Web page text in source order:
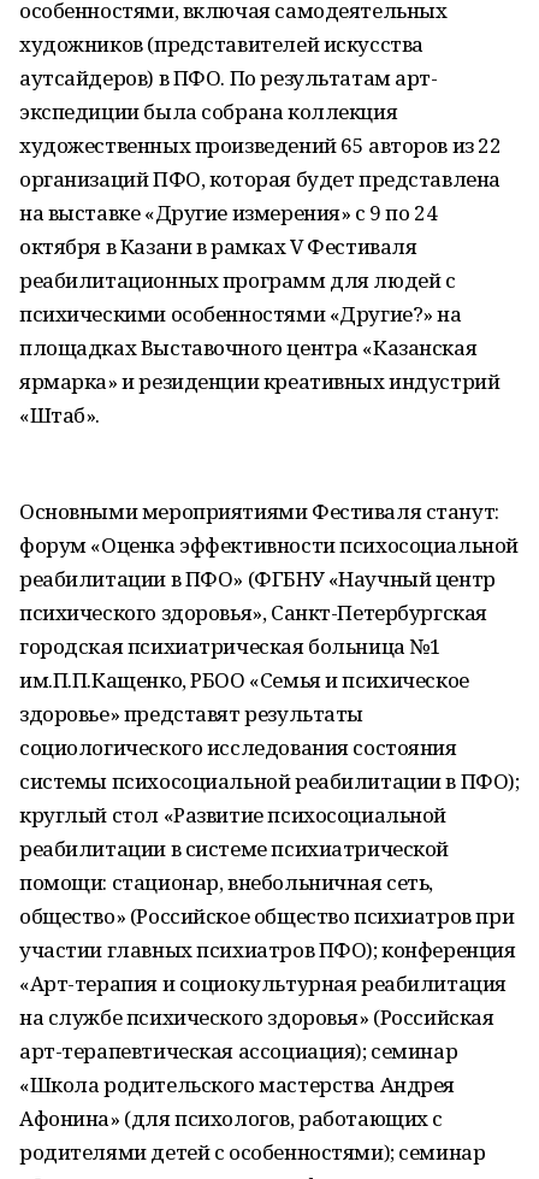
особенностями, включая самодеятельных
художников (представителей искусства
аутсайдеров) в ПФО. По результатам арт-
экспедиции была собрана коллекция
художественных произведений 65 авторов из 22
организаций ПФО, которая будет представлена
на выставке «Другие измерения» с 9 по 24
октября в Казани в рамках V Фестиваля
реабилитационных программ для людей с
психическими особенностями «Другие?» на
площадках Выставочного центра «Казанская
ярмарка» и резиденции креативных индустрий
«Штаб».
Основными мероприятиями Фестиваля станут:
форум «Оценка эффективности психосоциальной
реабилитации в ПФО» (ФГБНУ «Научный центр
психического здоровья», Санкт-Петербургская
городская психиатрическая больница №1
им.П.П.Кащенко, РБОО «Семья и психическое
здоровье» представят результаты
социологического исследования состояния
системы психосоциальной реабилитации в ПФО);
круглый стол «Развитие психосоциальной
реабилитации в системе психиатрической
помощи: стационар, внебольничная сеть,
общество» (Российское общество психиатров при
участии главных психиатров ПФО); конференция
«Арт-терапия и социокультурная реабилитация
на службе психического здоровья» (Российская
арт-терапевтическая ассоциация); семинар
«Школа родительского мастерства Андрея
Афонина» (для психологов, работающих с
родителями детей с особенностями); семинар